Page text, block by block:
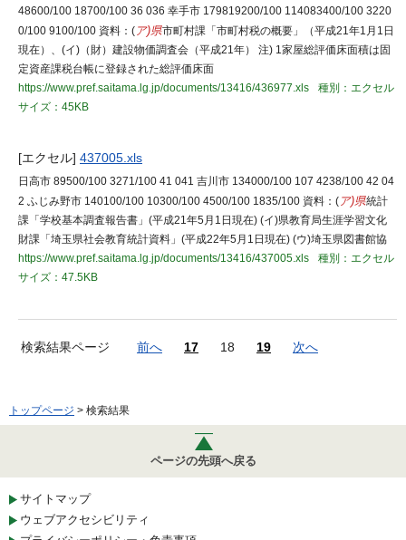
48600/100 18700/100 36 036 幸手市 179819200/100 114083400/100 3220
0/100 9100/100 資料：( ア)県市町村課「市町村税の概要」（平成21年1月1日
現在）、(イ)（財）建設物価調査会（平成21年） 注) 1家屋総評価床面積は固
定資産課税台帳に登録された総評価床面
https://www.pref.saitama.lg.jp/documents/13416/436977.xls
種別：エクセル
サイズ：45KB
[エクセル] 437005.xls
日高市 89500/100 3271/100 41 041 吉川市 134000/100 107 4238/100 42 04
2 ふじみ野市 140100/100 10300/100 4500/100 1835/100 資料：( ア)県統計
課「学校基本調査報告書」(平成21年5月1日現在) (イ)県教育局生涯学習文化
財課「埼玉県社会教育統計資料」(平成22年5月1日現在) (ウ)埼玉県図書館協
https://www.pref.saitama.lg.jp/documents/13416/437005.xls
種別：エクセル
サイズ：47.5KB
検索結果ページ 前へ 17 18 19 次へ
トップページ > 検索結果
ページの先頭へ戻る
サイトマップ
ウェブアクセシビリティ